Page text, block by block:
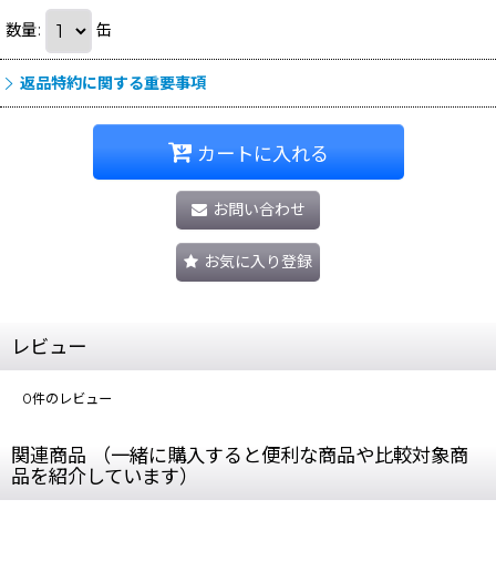
数量: 缶
返品特約に関する重要事項
カートに入れる
お問い合わせ
お気に入り登録
レビュー
0件のレビュー
関連商品 （一緒に購入すると便利な商品や比較対象商
品を紹介しています）